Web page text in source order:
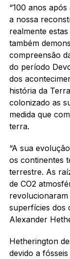
“100 anos
a nossa
realmente
também
compreensão
do período
dos
história da
colonizado as
medida que
terra.
“A sua
os continentes
terrestre. As
de CO2
revolucionaram
superfícies dos
Alexander
Hetherington
devido a